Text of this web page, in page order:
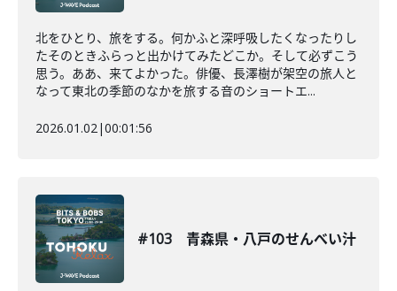
北をひとり、旅をする。何かふと深呼吸したくなったりし
たそのときふらっと出かけてみたどこか。そして必ずこう
思う。ああ、来てよかった。俳優、長澤樹が架空の旅人と
なって東北の季節のなかを旅する音のショートエ...
2026.01.02|00:01:56
#103 青森県・八戸のせんべい汁